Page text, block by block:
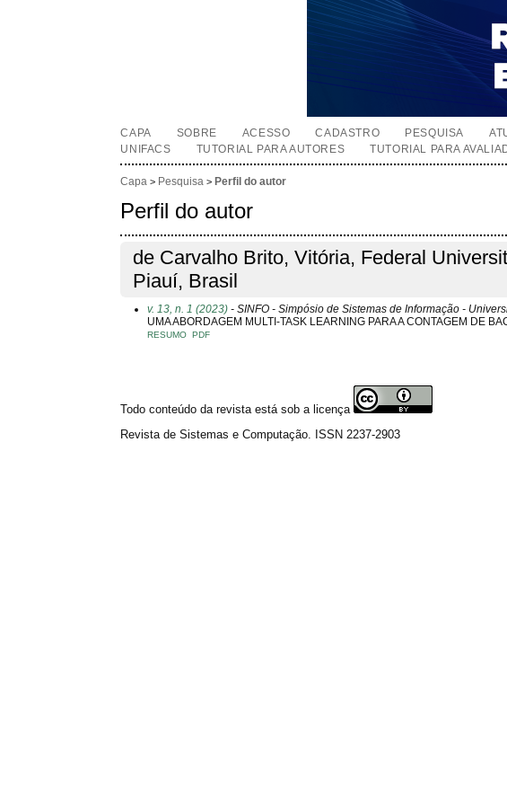
CAPA SOBRE ACESSO CADASTRO PESQUISA
UNIFACS
TUTORIAL PARA AUTORES TUTORIAL PARA
Capa > Pesquisa > Perfil do autor
Perfil do autor
de Carvalho Brito, Vitória, Federal
Piauí, Brasil
v. 13, n. 1 (2023) - SINFO - Simpósio de Sistemas de Informação -
UMA ABORDAGEM MULTI-TASK LEARNING PARA A CONTAGEM DE
RESUMO PDF
Todo conteúdo da revista está sob a licença
Revista de Sistemas e Computação. ISSN 2237-2903